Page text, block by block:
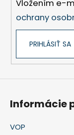
Vložením e-
ochrany
PRIHLÁSIŤ SA
Informácie
VOP